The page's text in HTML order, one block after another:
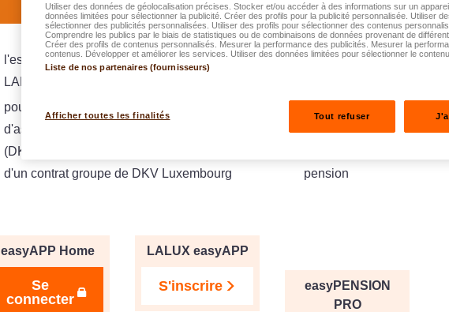
l'espace client et l'app mobile du Groupe
LALUX
pour les clients particuliers c.-à-d. preneurs
d'assurance Dommages, RC, Vie et Santé
(DKV Luxembourg) ainsi que les assurés
d'un contrat groupe de DKV Luxembourg
easyAPP Home
Se
connecter
LALUX easyAPP
S'inscrire
l'outil digital de gestion
indépendants et
ayant souscrit un régime
pension
easyPENSION
PRO
Utiliser des données de géolocalisation précises. Stocker et/ou accéder à des informations sur un
données limitées pour sélectionner la publicité. Créer des profils pour la publicité personnalisée. Utiliser
sélectionner des publicités personnalisées. Utiliser des profils pour sélectionner des contenus
Comprendre les publics par le biais de statistiques ou de combinaisons de données provenant de
Créer des profils de contenus personnalisés. Mesurer la performance des publicités. Mesurer la
contenus. Développer et améliorer les services. Utiliser des données limitées pour sélectionner le contenu.
Liste de nos partenaires (fournisseurs)
Afficher toutes les finalités Tout refuser